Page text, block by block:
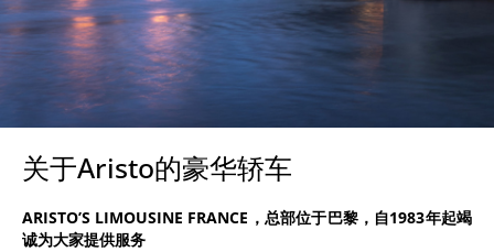
关于Aristo的豪华轿车
ARISTO’S LIMOUSINE FRANCE，总部位于巴黎，自1983年起竭
诚为大家提供服务